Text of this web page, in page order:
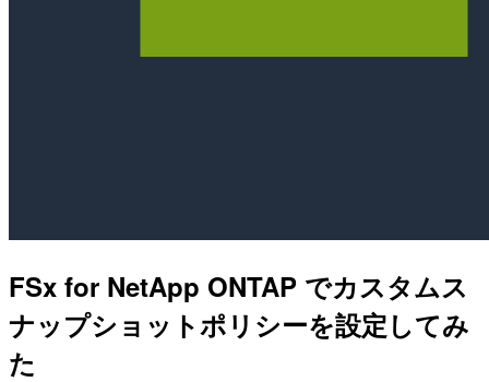
FSx for NetApp ONTAP でカスタムス
ナップショットポリシーを設定してみ
た